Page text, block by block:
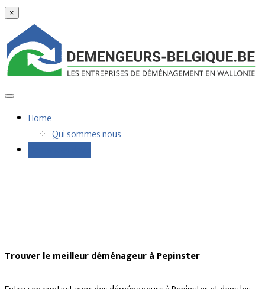
×
Home
Qui sommes nous
Trouver le meilleur déménageur à Pepinster